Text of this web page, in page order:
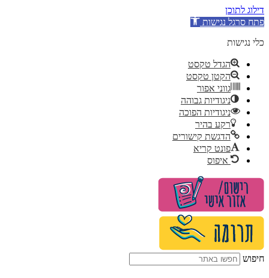
דילוג לתוכן
פתח סרגל נגישות
כלי נגישות
הגדל טקסט
הקטן טקסט
גווני אפור
ניגודיות גבוהה
ניגודיות הפוכה
רקע בהיר
הדגשת קישורים
פונט קריא
איפוס
דלג
לתוכן
חיפוש